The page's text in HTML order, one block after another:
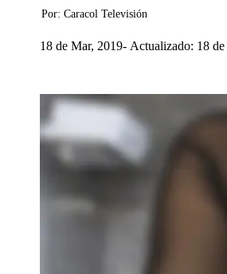
Por: Caracol Televisión
18 de Mar, 2019 Actualizado: 18